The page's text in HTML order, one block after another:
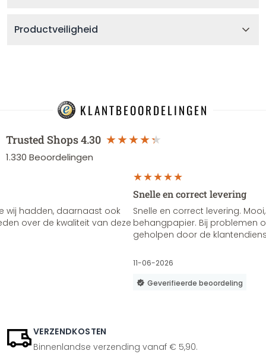
Productveiligheid
KLANTBEOORDELINGEN
Trusted Shops4.30
1.330 Beoordelingen
wij hadden, daarnaast ook
over de kwaliteit van deze
Snelle en correct levering
Snelle en correct levering.
behangpapier. Bij problemen
geholpen door de
11-06-2026
Geverifieerde beoordeling
VERZENDKOSTEN
Binnenlandse verzending vanaf € 5,90.